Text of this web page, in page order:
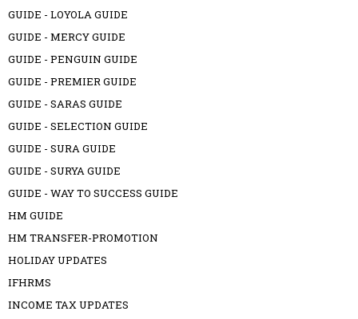
GUIDE - LOYOLA GUIDE
GUIDE - MERCY GUIDE
GUIDE - PENGUIN GUIDE
GUIDE - PREMIER GUIDE
GUIDE - SARAS GUIDE
GUIDE - SELECTION GUIDE
GUIDE - SURA GUIDE
GUIDE - SURYA GUIDE
GUIDE - WAY TO SUCCESS GUIDE
HM GUIDE
HM TRANSFER-PROMOTION
HOLIDAY UPDATES
IFHRMS
INCOME TAX UPDATES